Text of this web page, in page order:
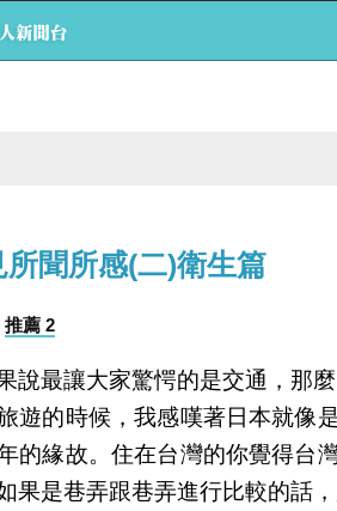
聞所感(二)衛生篇
推薦 2
說最讓大家驚愕的是交通 ， 那
遊的時候 ，我感嘆著日本就像
的緣故。住在台灣的你覺得台
果是巷弄跟巷弄進行比較的話